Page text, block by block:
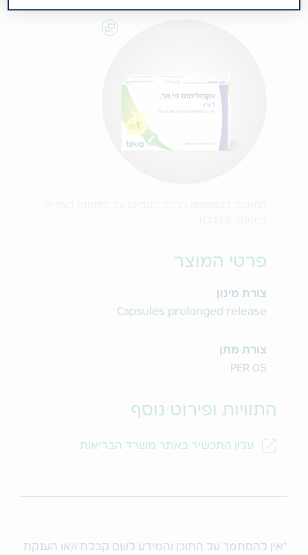
פרטי המוצר
צורת מינון
Capsules prolonged release
צורת מתן
PER OS
התוויות ופירוט נוסף
עלון התכשיר באתר משרד הבריאות
*אין להסתמך על התוכן והמידע לשם קבלת ו/או הענקת